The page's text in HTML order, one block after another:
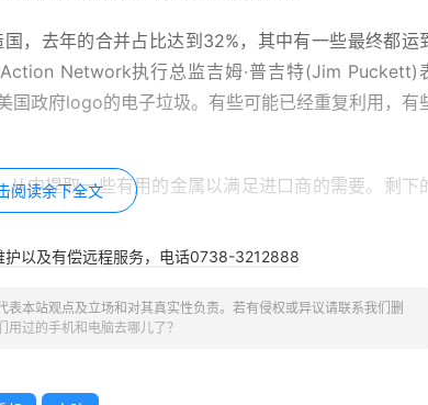
，去年的合并占比达到32%，其中有一些最终都运
Network执行总监吉姆·普吉特(Jim Puckett)
政府logo的电子垃圾。有些可能已经重复利用，有
中提取一些有用的金属以满足进口商的需要。剩下
观。非盈利的回收项目提供了工作机会，还可以通过更
用所有人，因此还是会有很多人前往烟雾弥漫的有毒地
阅读余下全文
护以及有偿远程服务，电话0738-3212888
本站观点及立场和对其真实性负责。若有侵权或异议请联系我们删
用过的手机和电脑去哪儿了？